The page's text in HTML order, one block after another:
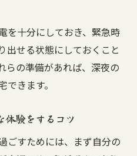
を十分にしておき、緊急時
出せる状態にしておくこと
らの準備があれば、深夜の
きます。
体験をするコツ
ごすためには、まず自分の